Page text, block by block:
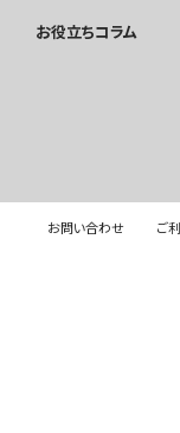
お役立ちコラム
お問い合わせ ご